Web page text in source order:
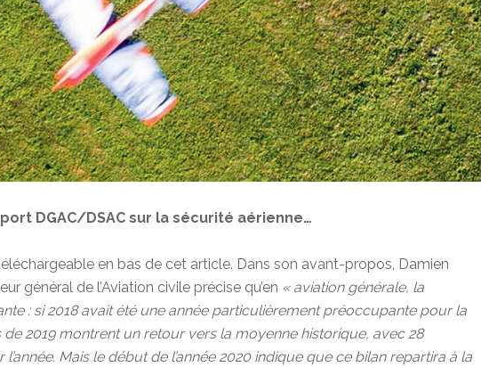
DGAC/DSAC sur la sécurité aérienne…
en bas de cet article. Dans son avant-propos, Damien
général de l’Aviation civile précise qu’en « aviation générale, la
: si 2018 avait été une année particulièrement préoccupante pour la
2019 montrent un retour vers la moyenne historique, avec 28
Mais le début de l’année 2020 indique que ce bilan repartira à la